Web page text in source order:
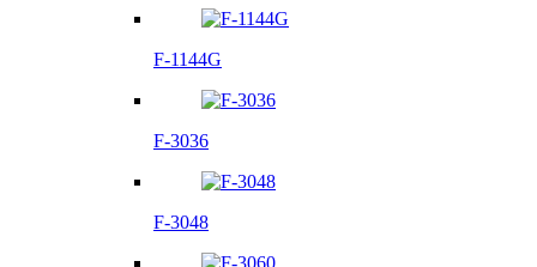
F-1144G
F-3036
F-3048